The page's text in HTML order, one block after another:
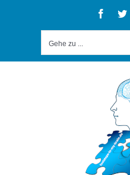
Gehe zu ...